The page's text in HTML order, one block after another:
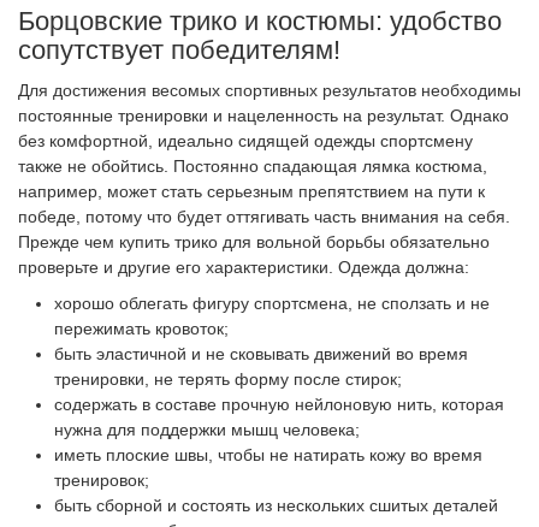
Борцовские трико и костюмы: удобство
сопутствует победителям!
Для достижения весомых спортивных результатов необходимы
постоянные тренировки и нацеленность на результат. Однако
без комфортной, идеально сидящей одежды спортсмену
также не обойтись. Постоянно спадающая лямка костюма,
например, может стать серьезным препятствием на пути к
победе, потому что будет оттягивать часть внимания на себя.
Прежде чем купить трико для вольной борьбы обязательно
проверьте и другие его характеристики. Одежда должна:
хорошо облегать фигуру спортсмена, не сползать и не
пережимать кровоток;
быть эластичной и не сковывать движений во время
тренировки, не терять форму после стирок;
содержать в составе прочную нейлоновую нить, которая
нужна для поддержки мышц человека;
иметь плоские швы, чтобы не натирать кожу во время
тренировок;
быть сборной и состоять из нескольких сшитых деталей